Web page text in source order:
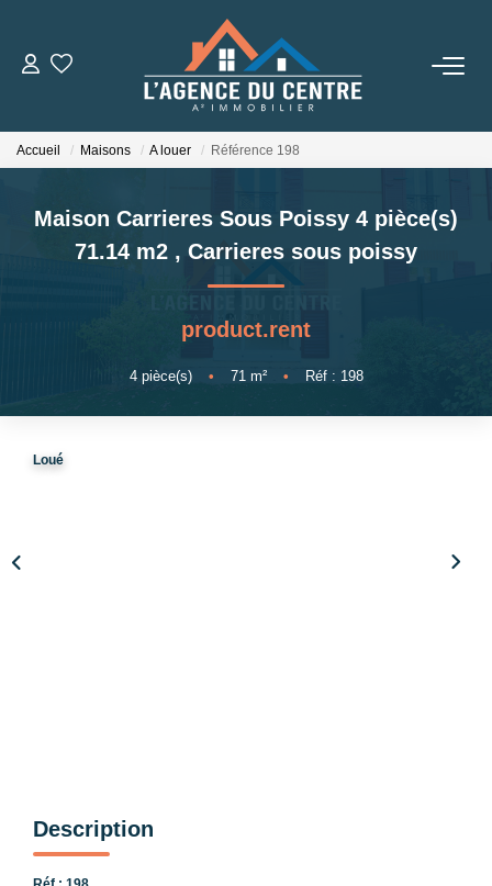
VENTES
CONSEILS
Estimation
Accueil Maisons A louer Référence 198
Maison Carrieres Sous Poissy 4 pièce(s)
71.14 m2 , Carrieres sous poissy
product.rent
4pièce(s) • 71 m² • Réf : 198
Loué
Description